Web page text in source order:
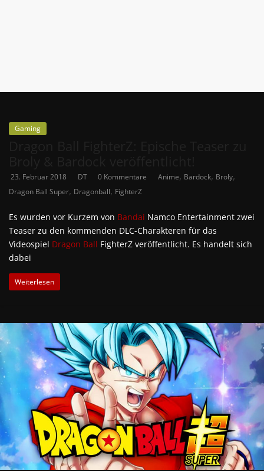
die
Anime-
News
und
Deutschland
Gaming
23. Februar 2018 DT 0 Kommentare Anime, Bardock, Broly,
Dragon Ball Super, Dragonball, FighterZ
Es wurden vor Kurzem von Bandai Namco Entertainment zwei
Teaser zu den kommenden DLC-Charakteren für das
Videospiel Dragon Ball FighterZ veröffentlicht. Es handelt sich
dabei
Weiterlesen